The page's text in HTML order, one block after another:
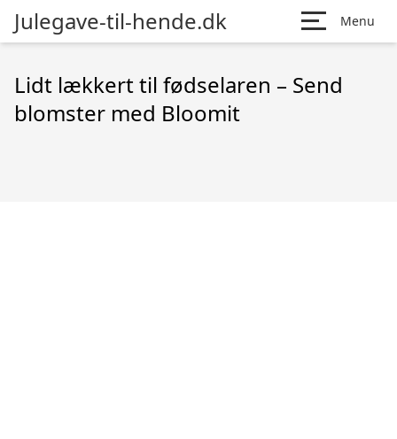
Julegave-til-hende.dk Menu
Lidt lækkert til fødselaren – Send
blomster med Bloomit